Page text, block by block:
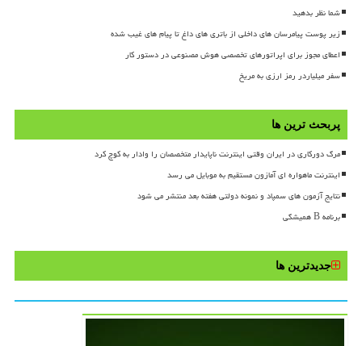
شما نظر بدهید
زیر پوست پیامرسان های داخلی از باتری های داغ تا پیام های غیب شده
اعطای مجوز برای اپراتورهای تخصصی هوش مصنوعی در دستور کار
سفر میلیاردر رمز ارزی به مریخ
پربحث ترین ها
مرگ دورکاری در ایران وقتی اینترنت ناپایدار متخصصان را وادار به کوچ کرد
اینترنت ماهواره ای آمازون مستقیم به موبایل می رسد
نتایج آزمون های سمپاد و نمونه دولتی هفته بعد منتشر می شود
برنامه B همیشگی
جدیدترین ها